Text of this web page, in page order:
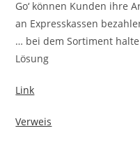
Go‘ können Kunden ihre
an Expresskassen
… bei dem Sortiment
Lösung
Link
Verweis